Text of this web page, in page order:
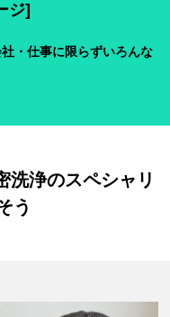
ジ]
・仕事に限らずいろんな
洗浄のスペシャリ
う